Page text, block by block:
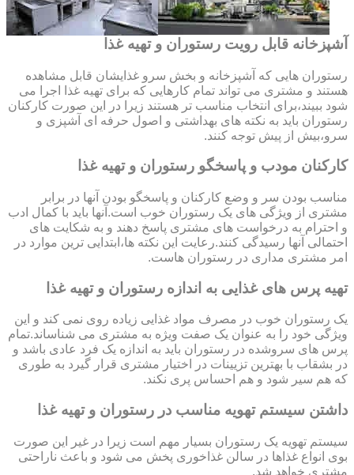
آشپزخانه قابل رویت رستوران و تهیه غذا
رستوران هایی که آشپزخانه و بخش سرو غذایشان قابل مشاهده
هستند و مشتری می تواند تمام کارهایی که برای تهیه غذا اجرا می
شود ببیند،برای انتخاب مناسب تر هستند زیرا در این صورت کارکنان
رستوران باید به نکته های بهداشتی و اصول حرفه ای آشپزی و
سرو،بیش از پیش توجه کنند.
کارکنان مودب و پاسخگو رستوران و تهیه غذا
مناسب بودن سر و وضع کارکنان و پاسخگو بودن آنها در برابر
مشتری از ویژگی های یک رستوران خوب است.آنها باید با کمال ادب
و احترام به درخواست های مشتری پاسخ دهند و به شکایت های
احتمالی آنها رسیدگی کنند.رعایت این نکته ها،ابتدایی ترین موارد در
امر مشتری مداری در رستوران هاست.
تهیه پرس های غذایی به اندازه رستوران و تهیه غذا
یک رستوران خوب در مصرف مواد غذایی زیاده روی نمی کند و این
ویژگی خود را به عنوان یک صفت ویژه به مشتری می شناساند.تمام
پرس های سروشده در رستوران باید به اندازه یک فرد عادی باشد و
در بشقاب با بهترین تزیینات در اختیار مشتری قرار گیرد به طوری
که هم سیر شود و هم احساس پری نکند.
داشتن سیستم تهویه مناسب در رستوران و تهیه غذا
سیستم تهویه یک رستوران بسیار مهم است زیرا در غیر این صورت
بوی انواع غذاها در سالن غذاخوری پخش می شود و باعث ناراحتی
مشتری خواهد شد.